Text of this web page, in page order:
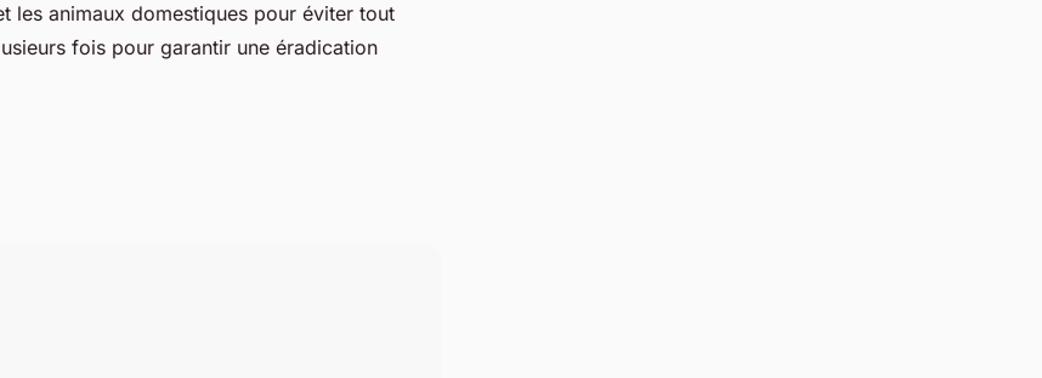
les animaux domestiques pour éviter tout
fois pour garantir une éradication